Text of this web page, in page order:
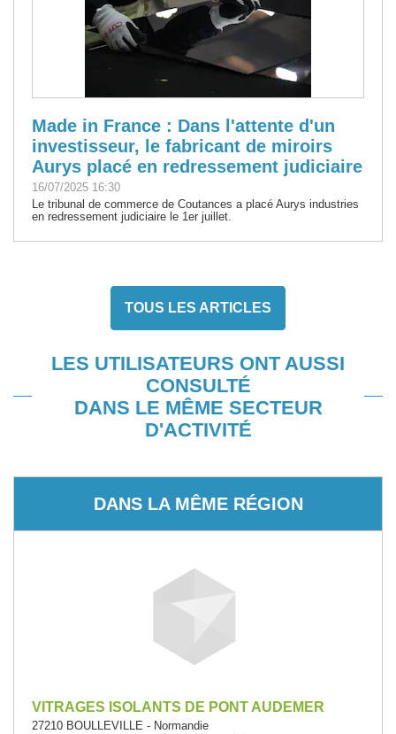
Made in France : Dans l'attente d'un
investisseur, le fabricant de miroirs
Aurys placé en redressement judiciaire
16/07/2025 16:30
Le tribunal de commerce de Coutances a placé Aurys industries
en redressement judiciaire le 1er juillet.
TOUS LES ARTICLES
LES UTILISATEURS ONT AUSSI
CONSULTÉ
DANS LE MÊME SECTEUR
D'ACTIVITÉ
DANS LA MÊME RÉGION
VITRAGES ISOLANTS DE PONT AUDEMER
27210 BOULLEVILLE - Normandie